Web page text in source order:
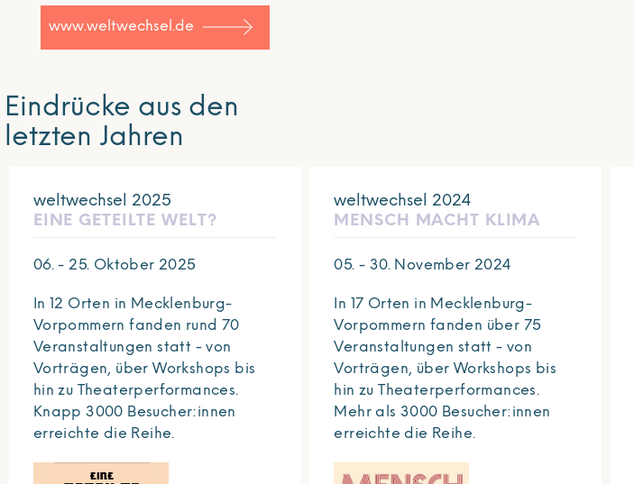
www.weltwechsel.de
Eindrücke aus den
letzten Jahren
weltwechsel 2025
EINE GETEILTE WELT?
06. - 25. Oktober 2025
In 12 Orten in Mecklenburg-
Vorpommern fanden rund 70
Veranstaltungen statt - von
Vorträgen, über Workshops bis
hin zu Theaterperformances.
Knapp 3000 Besucher:innen
erreichte die Reihe.
weltwechsel 2024
MENSCH MACHT KLIMA
05. - 30. November 2024
In 17 Orten in Mecklenburg-
Vorpommern fanden über 75
Veranstaltungen statt - von
Vorträgen, über Workshops bis
hin zu Theaterperformances.
Mehr als 3000 Besucher:innen
erreichte die Reihe.